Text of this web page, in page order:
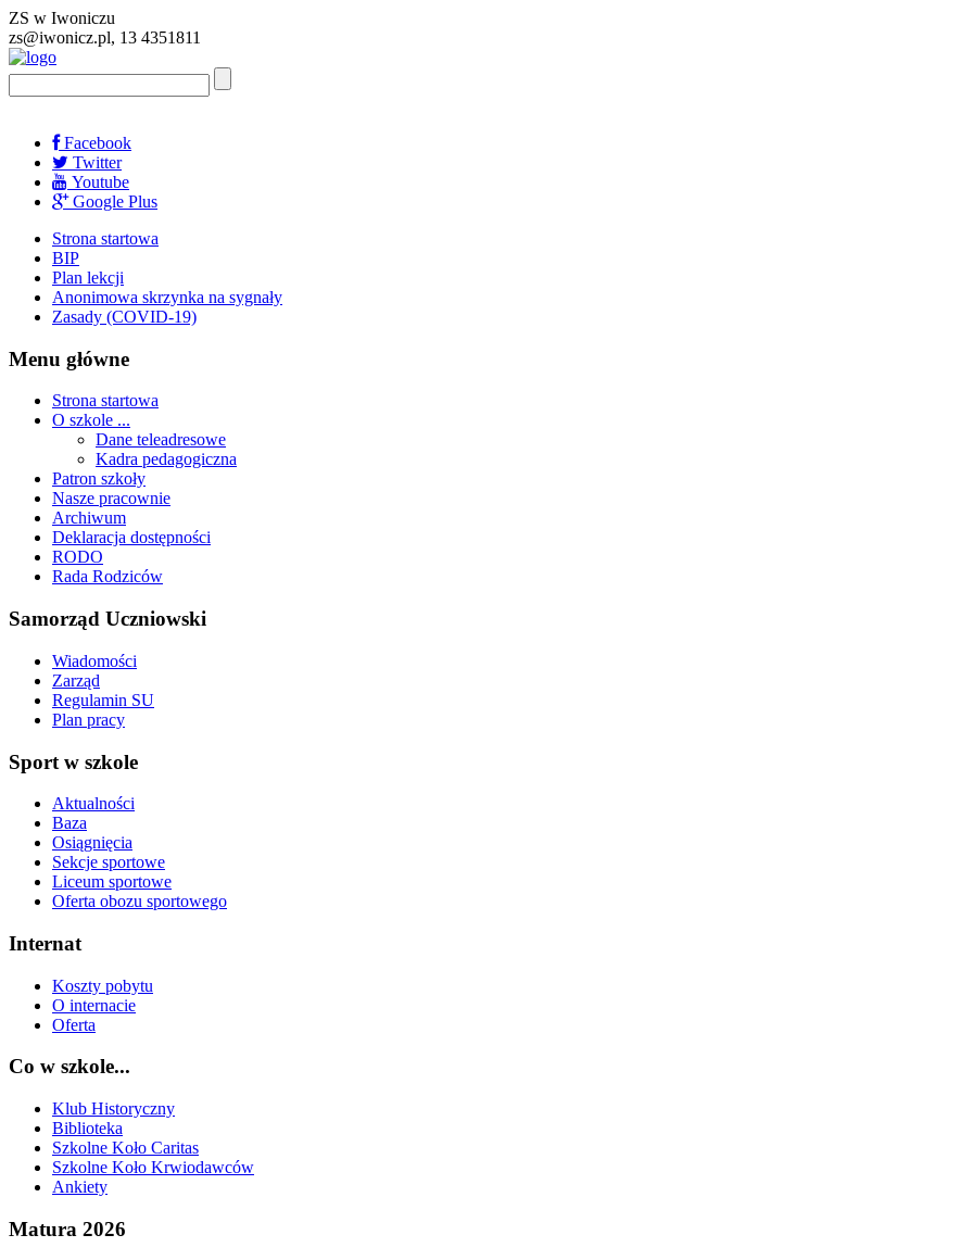
ZS w Iwoniczu
zs@iwonicz.pl, 13 4351811
Facebook
Twitter
Youtube
Google Plus
Strona startowa
BIP
Plan lekcji
Anonimowa skrzynka na sygnały
Zasady (COVID-19)
Menu główne
Strona startowa
O szkole ...
Dane teleadresowe
Kadra pedagogiczna
Patron szkoły
Nasze pracownie
Archiwum
Deklaracja dostępności
RODO
Rada Rodziców
Samorząd Uczniowski
Wiadomości
Zarząd
Regulamin SU
Plan pracy
Sport w szkole
Aktualności
Baza
Osiągnięcia
Sekcje sportowe
Liceum sportowe
Oferta obozu sportowego
Internat
Koszty pobytu
O internacie
Oferta
Co w szkole...
Klub Historyczny
Biblioteka
Szkolne Koło Caritas
Szkolne Koło Krwiodawców
Ankiety
Matura 2026